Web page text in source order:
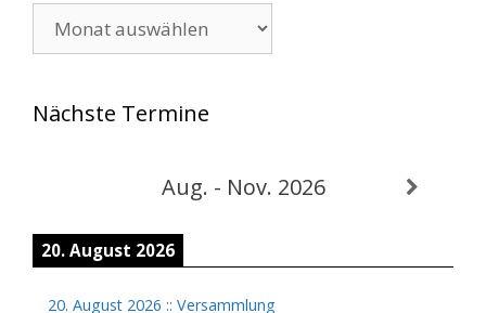
Nächste Termine
Aug. - Nov. 2026
20. August 2026
20. August 2026 :: Versammlung